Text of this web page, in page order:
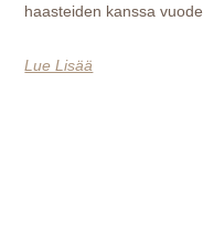
haasteiden kanssa
Lue Lisää